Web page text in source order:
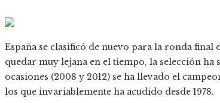
España se clasificó de nuevo para la ronda final
quedar muy lejana en el tiempo, la selección ha
ocasiones (2008 y 2012) se ha llevado el
los que invariablemente ha acudido desde 1978.